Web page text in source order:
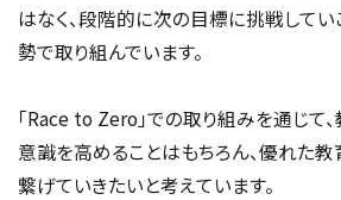
はなく、段階的に次の目標に挑戦して
勢で取り組んでいます。
「Race to Zero」での取り組みを通じて
意識を高めることはもちろん、優れた
繋げていきたいと考えています。